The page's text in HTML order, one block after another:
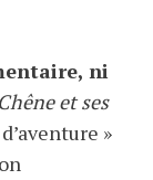
ni
et ses
»